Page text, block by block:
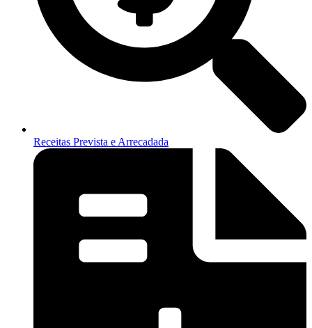
Receitas Prevista e Arrecadada